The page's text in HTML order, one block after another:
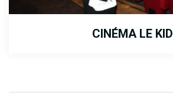
CINÉMA LE KID